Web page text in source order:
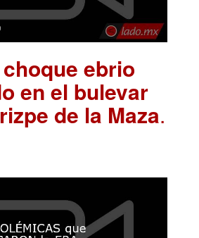
ebrio
en el bulevar
de la Maza.